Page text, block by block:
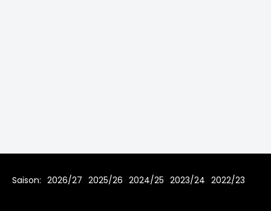
Saison: 2026/27 2025/26 2024/25 2023/24 2022/23